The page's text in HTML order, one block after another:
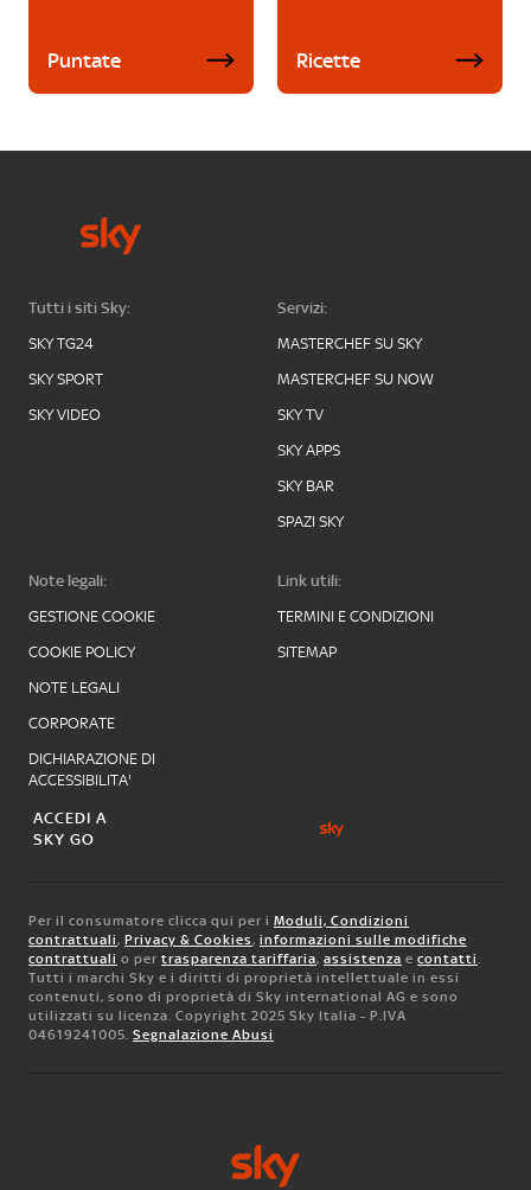
Puntate Ricette
Tutti i siti Sky:
SKY TG24
SKY SPORT
SKY VIDEO
Servizi:
MASTERCHEF SU SKY
MASTERCHEF SU NOW
SKY TV
SKY APPS
SKY BAR
SPAZI SKY
Note legali:
GESTIONE COOKIE
COOKIE POLICY
NOTE LEGALI
CORPORATE
DICHIARAZIONE DI
ACCESSIBILITA'
Link utili:
TERMINI E CONDIZIONI
SITEMAP
ACCEDI A
SKY GO
Per il consumatore clicca qui per i Moduli, Condizioni
contrattuali, Privacy & Cookies, informazioni sulle modifiche
contrattuali o per trasparenza tariffaria, assistenza e contatti.
Tutti i marchi Sky e i diritti di proprietà intellettuale in essi
contenuti, sono di proprietà di Sky international AG e sono
utilizzati su licenza. Copyright 2025 Sky Italia - P.IVA
04619241005. Segnalazione Abusi